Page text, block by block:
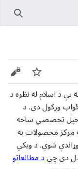
پلټل
کتل
د اسلام له نظره د
ځواب ورکول دی. د
خپل تخصصي ساحه
مرکز محصولات په
وړاندې شوي. د ویکي
دی چېد مطالعاتو